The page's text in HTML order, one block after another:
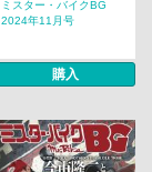
ミスター・バイクBG
2024年11月号
購入